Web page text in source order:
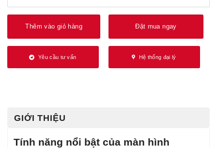
Thêm vào giỏ hàng Đặt mua ngay
Yêu cầu tư vấn Hệ thống đại lý
GIỚI THIỆU
Tính năng nổi bật của màn hình